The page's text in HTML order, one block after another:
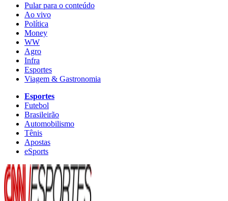
Pular para o conteúdo
Ao vivo
Política
Money
WW
Agro
Infra
Esportes
Viagem & Gastronomia
Esportes
Futebol
Brasileirão
Automobilismo
Tênis
Apostas
eSports